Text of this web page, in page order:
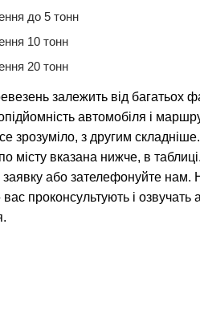
до 5 тонн
10 тонн
20 тонн
залежить від багатьох
автомобіля і
зрозуміло, з другим складніше.
місту вказана нижче, в
заявку або зателефонуйте нам.
проконсультують і озвучать